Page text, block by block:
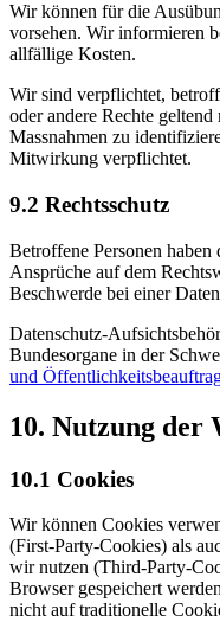
Wir können für die
vorsehen. Wir informieren
allfällige Kosten.
Wir sind verpflichtet,
oder andere Rechte geltend
Massnahmen zu
Mitwirkung verpflichtet.
9.2 Rechtsschutz
Betroffene Personen haben
Ansprüche auf dem
Beschwerde bei einer
Datenschutz-
Bundesorgane in der
und
10. Nutzung der
10.1 Cookies
Wir können Cookies
(First-Party-Cookies) als
wir nutzen (Third-Party-
Browser gespeichert
nicht auf traditionelle